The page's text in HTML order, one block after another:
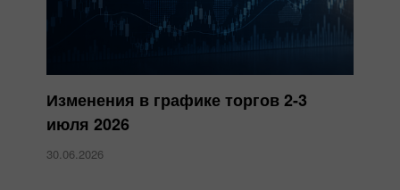
Изменения в графике торгов 2-3
июля 2026
30.06.2026